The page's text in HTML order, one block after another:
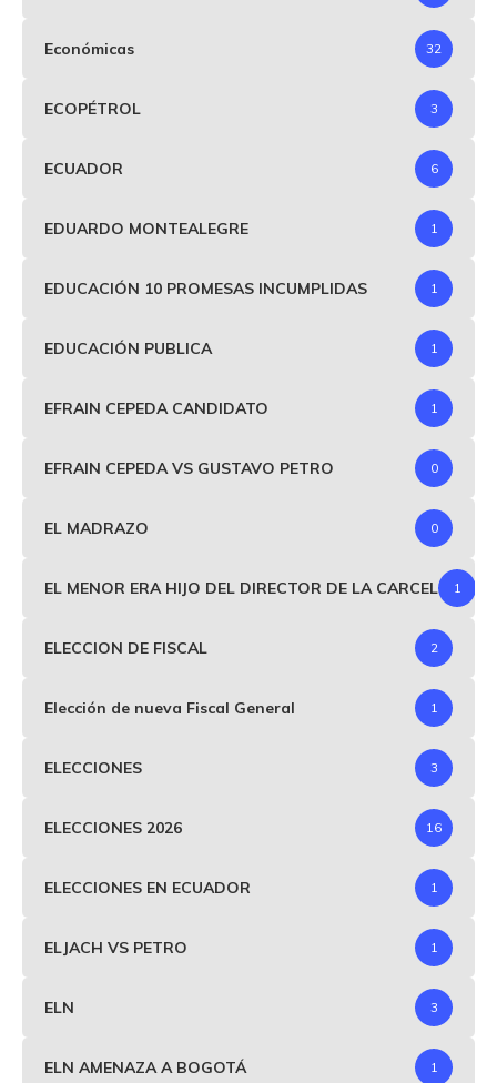
Económicas 32
ECOPÉTROL 3
ECUADOR 6
EDUARDO MONTEALEGRE 1
EDUCACIÓN 10 PROMESAS INCUMPLIDAS 1
EDUCACIÓN PUBLICA 1
EFRAIN CEPEDA CANDIDATO 1
EFRAIN CEPEDA VS GUSTAVO PETRO 0
EL MADRAZO 0
EL MENOR ERA HIJO DEL DIRECTOR DE LA CARCEL 1
ELECCION DE FISCAL 2
Elección de nueva Fiscal General 1
ELECCIONES 3
ELECCIONES 2026 16
ELECCIONES EN ECUADOR 1
ELJACH VS PETRO 1
ELN 3
ELN AMENAZA A BOGOTÁ 1